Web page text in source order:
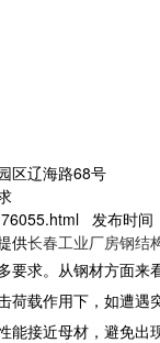
区辽海路68号
发布时间
供长春工业厂房钢结
要求。从钢材方面
荷载作用下，如遭
接近母材，避免出